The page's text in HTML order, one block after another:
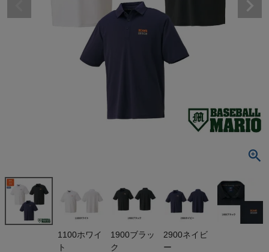
商品が見つからない方はこちら
ETT by BEA
MS DESIGN
2026ss
(税込)
1100ホワイ
ト
1900ブラッ
ク
2900ネイビ
ー